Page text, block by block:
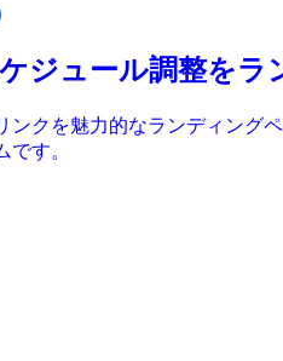
ジュール調整を
ンクを魅力的なランディング
です。